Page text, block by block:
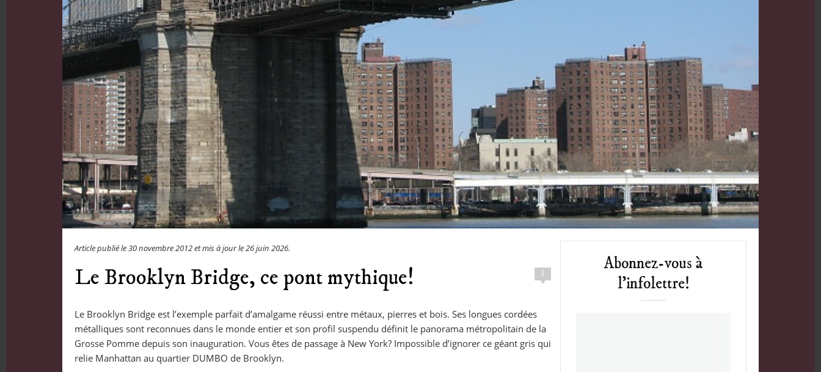
Article publié le30 novembre 2012et mis à jour le26 juin 2026.
1
Le Brooklyn Bridge, ce pont mythique!
Le Brooklyn Bridge est l’exemple parfait d’amalgame réussi entre métaux, pierres et bois. Ses longues cordées
métalliques sont reconnues dans le monde entier et son profil suspendu définit le panorama métropolitain de la
Grosse Pomme depuis son inauguration. Vous êtes de passage à New York? Impossible d’ignorer ce géant gris qui
relie Manhattan au quartier DUMBO de Brooklyn.
Abonnez-vous à
l’infolettre!